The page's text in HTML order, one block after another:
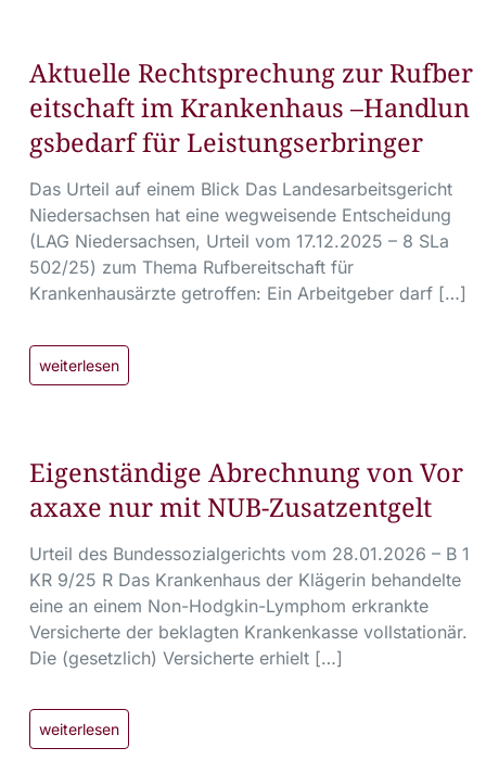
Aktuelle Rechtsprechung zur Rufber
eitschaft im Krankenhaus –Handlun
gsbedarf für Leistungserbringer
Das Urteil auf einem Blick Das Landesarbeitsgericht
Niedersachsen hat eine wegweisende Entscheidung
(LAG Niedersachsen, Urteil vom 17.12.2025 – 8 SLa
502/25) zum Thema Rufbereitschaft für
Krankenhausärzte getroffen: Ein Arbeitgeber darf […]
weiterlesen
Eigenständige Abrechnung von Vor
axaxe nur mit NUB-Zusatzentgelt
Urteil des Bundessozialgerichts vom 28.01.2026 – B 1
KR 9/25 R Das Krankenhaus der Klägerin behandelte
eine an einem Non-Hodgkin-Lymphom erkrankte
Versicherte der beklagten Krankenkasse vollstationär.
Die (gesetzlich) Versicherte erhielt […]
weiterlesen